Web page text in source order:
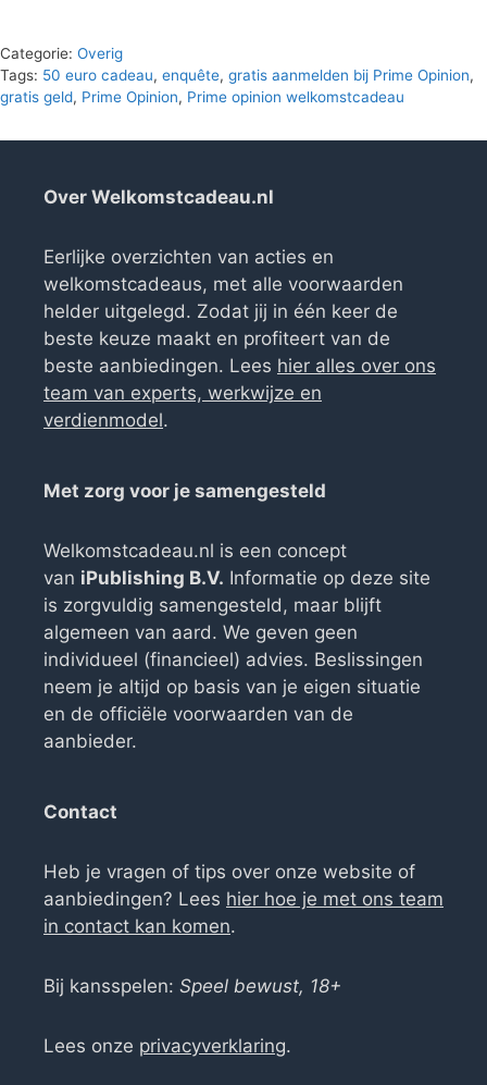
Categorie: Overig
Tags: 50 euro cadeau, enquête, gratis aanmelden bij Prime Opinion,
gratis geld, Prime Opinion, Prime opinion welkomstcadeau
Over Welkomstcadeau.nl
Eerlijke overzichten van acties en
welkomstcadeaus, met alle voorwaarden
helder uitgelegd. Zodat jij in één keer de
beste keuze maakt en profiteert van de
beste aanbiedingen. Lees hier alles over ons
team van experts, werkwijze en
verdienmodel.
Met zorg voor je samengesteld
Welkomstcadeau.nl is een concept
van iPublishing B.V. Informatie op deze site
is zorgvuldig samengesteld, maar blijft
algemeen van aard. We geven geen
individueel (financieel) advies. Beslissingen
neem je altijd op basis van je eigen situatie
en de officiële voorwaarden van de
aanbieder.
Contact
Heb je vragen of tips over onze website of
aanbiedingen? Lees hier hoe je met ons team
in contact kan komen.
Bij kansspelen: Speel bewust, 18+
Lees onze privacyverklaring.